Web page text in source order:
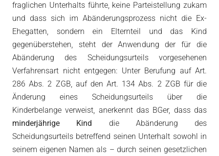
fraglichen Unterhalts führte, keine Parteistellung zukam
und dass sich im Abänderungsprozess nicht die Ex-
Ehegatten, sondern ein Elternteil und das Kind
gegenüberstehen, steht der Anwendung der für die
Abänderung des Scheidungsurteils vorgesehenen
Verfahrensart nicht entgegen: Unter Berufung auf Art.
286 Abs. 2 ZGB, auf den Art. 134 Abs. 2 ZGB für die
Änderung eines Scheidungsurteils über die
Kinderbelange verweist, anerkennt das BGer, dass das
minderjährige Kind die Abänderung des
Scheidungsurteils betreffend seinen Unterhalt sowohl in
seinem eigenen Namen als – durch seinen gesetzlichen